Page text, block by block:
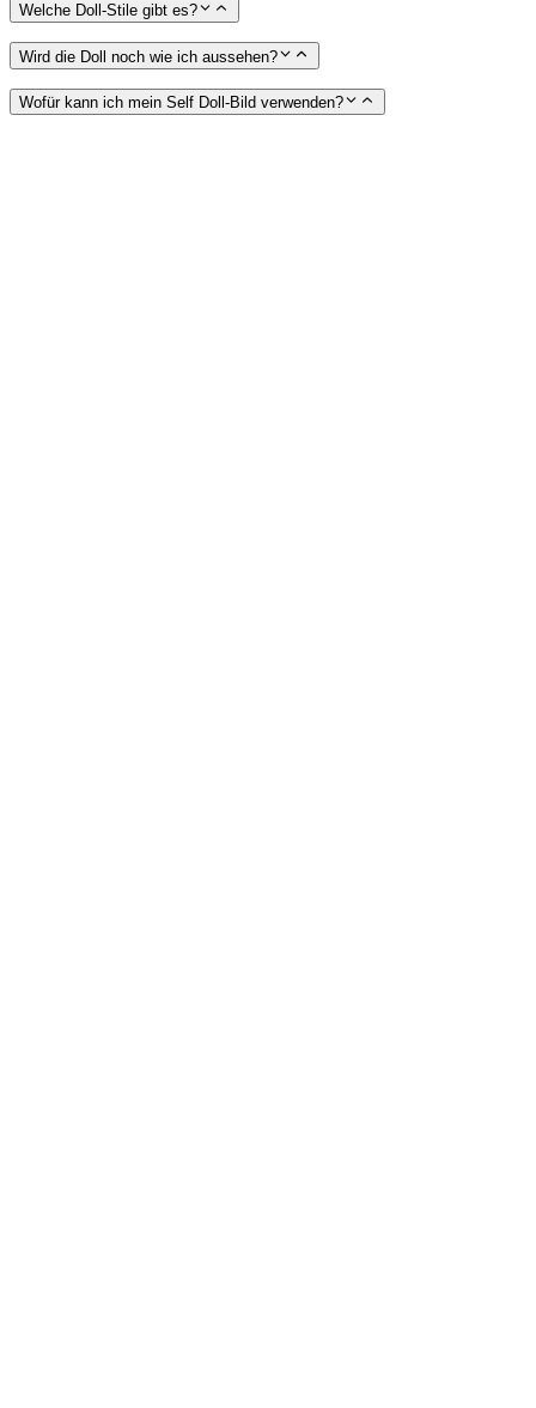
Welche Doll-Stile gibt es?
Wird die Doll noch wie ich aussehen?
Wofür kann ich mein Self Doll-Bild verwenden?